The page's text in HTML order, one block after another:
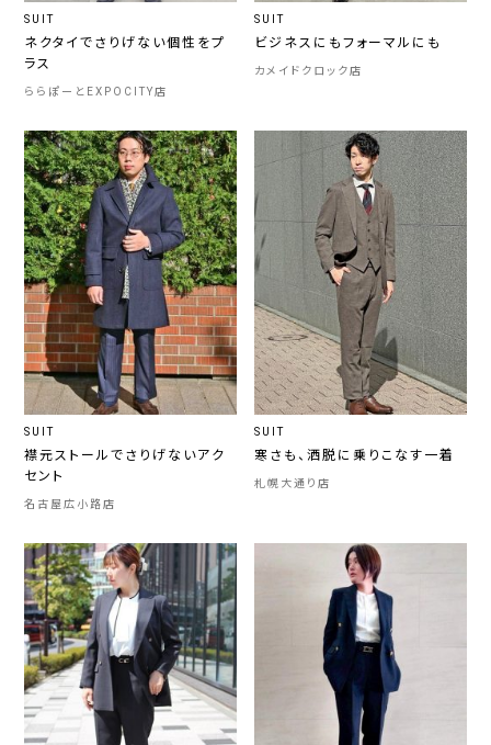
SUIT
ネクタイでさりげない個性をプ
ラス
ららぽーとEXPOCITY店
SUIT
ビジネスにもフォーマルにも
カメイドクロック店
SUIT
襟元ストールでさりげないアク
セント
名古屋広小路店
SUIT
寒さも、洒脱に乗りこなす一着
札幌大通り店